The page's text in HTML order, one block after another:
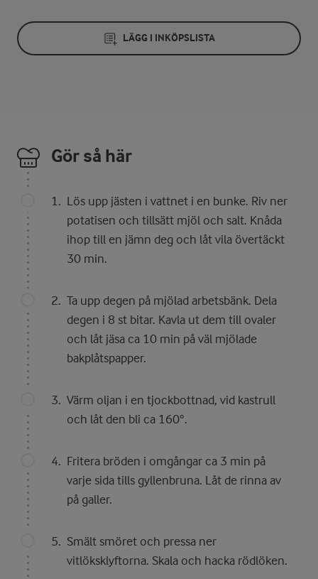
LÄGG I INKÖPSLISTA
Gör så här
Lös upp jästen i vattnet i en bunke. Riv ner
potatisen och tillsätt mjöl och salt. Knåda
ihop till en jämn deg och låt vila övertäckt
30 min.
Ta upp degen på mjölad arbetsbänk. Dela
degen i 8 st bitar. Kavla ut dem till ovaler
och låt jäsa ca 10 min på väl mjölade
bakplåtspapper.
Värm oljan i en tjockbottnad, vid kastrull
och låt den bli ca 160°.
Fritera bröden i omgångar ca 3 min på
varje sida tills gyllenbruna. Låt de rinna av
på galler.
Smält smöret och pressa ner
vitlöksklyftorna. Skala och hacka rödlöken.